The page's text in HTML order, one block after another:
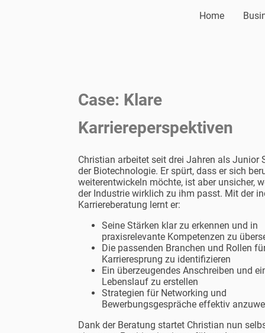
Home
Case: Klare
Karriereperspektiven
Christian arbeitet seit drei Jahren als Junior
der Biotechnologie. Er spürt, dass er sich
weiterentwickeln möchte, ist aber unsicher,
der Industrie wirklich zu ihm passt. Mit der
Karriereberatung lernt er:
Seine Stärken klar zu erkennen und in
praxisrelevante Kompetenzen zu
Die passenden Branchen und Rollen
Karrieresprung zu identifizieren
Ein überzeugendes Anschreiben und
Lebenslauf zu erstellen
Strategien für Networking und
Bewerbungsgespräche effektiv
Dank der Beratung startet Christian nun